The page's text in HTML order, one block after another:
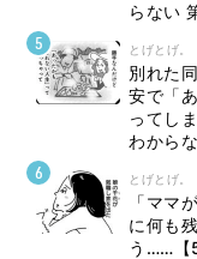
らない
とげとげ。
別れた
安で「
ってし
わから
とげとげ。
「ママ
に何も
う……【